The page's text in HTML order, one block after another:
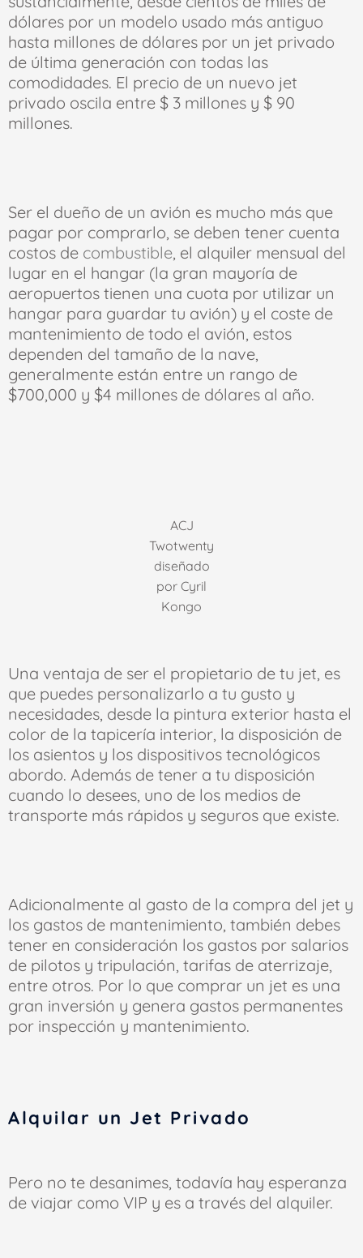
dólares por un modelo usado más antiguo
hasta millones de dólares por un jet privado
de última generación con todas las
comodidades. El precio de un nuevo jet
privado oscila entre $ 3 millones y $ 90
millones.
Ser el dueño de un avión es mucho más que
pagar por comprarlo, se deben tener cuenta
costos de combustible, el alquiler mensual del
lugar en el hangar (la gran mayoría de
aeropuertos tienen una cuota por utilizar un
hangar para guardar tu avión) y el coste de
mantenimiento de todo el avión, estos
dependen del tamaño de la nave,
generalmente están entre un rango de
$700,000 y $4 millones de dólares al año.
ACJ
Twotwenty
diseñado
por Cyril
Kongo
Una ventaja de ser el propietario de tu jet, es
que puedes personalizarlo a tu gusto y
necesidades, desde la pintura exterior hasta el
color de la tapicería interior, la disposición de
los asientos y los dispositivos tecnológicos
abordo. Además de tener a tu disposición
cuando lo desees, uno de los medios de
transporte más rápidos y seguros que existe.
Adicionalmente al gasto de la compra del jet y
los gastos de mantenimiento, también debes
tener en consideración los gastos por salarios
de pilotos y tripulación, tarifas de aterrizaje,
entre otros. Por lo que comprar un jet es una
gran inversión y genera gastos permanentes
por inspección y mantenimiento.
Alquilar un Jet Privado
Pero no te desanimes, todavía hay esperanza
de viajar como VIP y es a través del alquiler.